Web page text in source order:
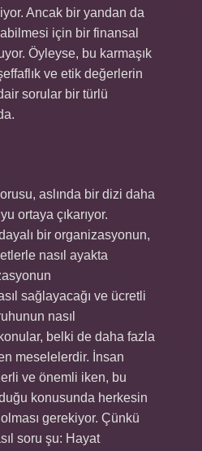
Ancak bir yandan da
için bir finansal
Öyleyse, bu karmaşık
ve etik değerlerin
sorular bir türlü
aslında bir dizi daha
ortaya çıkarıyor.
bir organizasyonun,
nasıl ayakta
sağlayacağı ve ücretli
nasıl
belki de daha fazla
meselelerdir. İnsan
ve önemli iken, bu
konusunda herkesin
gerekiyor. Çünkü
soru şu: Hayat